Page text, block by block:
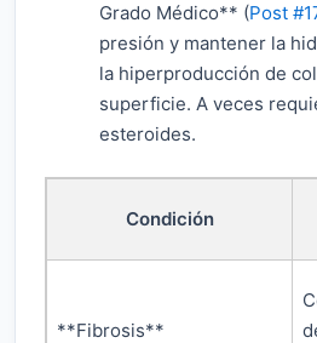
Grado Médico** (Post
presión y mantener la
la hiperproducción de
superficie. A veces
esteroides.
Condición
**Fibrosis**